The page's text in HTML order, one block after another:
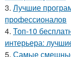
3. Лучшие
профессионалов
4. Топ-10
интерьера:
5. Самые